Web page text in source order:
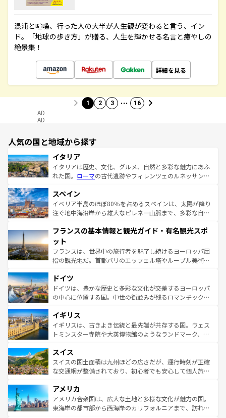
混沌と喧噪、行った人の大半が人生観が変わると言う、イン
ド。「地球の歩き方」が贈る、人生を輝かせる名言と癒やしの
絶景集！
詳細を見る
1 2 3 … 16
AD
AD
人気の国と地域から探す
イタリア
イタリアは歴史、文化、グルメ、自然と多彩な魅力にあふ
れた国。 ローマの古代遺跡やフィレンツェのルネッサンス
ろん、トスカーナの美しい田園風景やアマルフィ海岸の絶
景など、自然景観も見逃せない。観光の合間には、本場の
ピザやパスタなど、絶品のイタリア料理を堪能することも
ませてくれるイタリアで、忘れられない旅をしてみよう！
なお、新着のイタリア情報は
しい。
スペイン
イベリア半島のほぼ80％を占めるスペインは、太陽が降り
注ぐ地中海沿岸から雄大なピレネー山脈まで、多彩な自然
文化が根付くこの国では、情熱的なフラメンコ、熱気あふ
れる闘牛、そして美味しいタパスが生活の一部となってい
る。首都マドリードの洗練された雰囲気や、バルセロナの
アートに溢れた街角から、地方では古代ローマ遺跡や中世
せる。地方によって風土や気候が異なるスペインはその個
性で訪れる人を魅了する。 なお、新着のスペイン情報は コ
ンテンツ一覧を参照してほしい。
フランスの基本情報と観光ガイド・有名観光スポ
ット
フランスは、世界中の旅行者を魅了し続けるヨーロッパ屈
指の観光地だ。首都パリのエッフェル塔やルーブル美術館
で、幅広い魅力が詰まっている。華麗な宮殿、歴史的な大
聖堂、美しいビーチ、そして豊かな自然が、訪れる者を心
から魅了する。また、フランスは美食の国としても知ら
いる。シャンパンの発祥地であるランス、プロヴァンスの
香り高いラベンダー畑など、多彩な楽しみ方が可能だ。さ
らに、パリ以外の地域にも魅力が溢れており、どの街角に
れる地方に足を運ぶとそれぞれで全く異なる文化を体験で
きるだろう。 なお、新着のフランス情報はコンテンツ一覧
を参照してほしい。
ドイツ
ドイツは、豊かな歴史と多彩な文化が交差するヨーロッパ
の中心に位置する国。中世の街並みが残るロマンチック街
顔を持つこの国は、どこを歩いても飽きることがない。ベ
ルリンの文化的活気、バイエルン州のアルプスの絶景、そ
してライン川沿いのワイン畑といった風景は必見。ビール
は、お酒好きな人にはぜひ体験してほしい。 なお、新着の
ドイツ情報はコンテンツ一覧を参照してほしい。
イギリス
イギリスは、古きよき伝統と最先端が共存する国。ウェス
トミンスター寺院や大英博物館のようなランドマーク、歴
リアごとに異なる魅力がある。また、優雅なアフタヌーン
ティー、ビール好きにはたまらない英国パブ、サッカー観
戦など、本場だからこそできる体験も豊富。イギリスを旅
ンツ一覧を参照してほしい。
スイス
スイスの国土面積は九州ほどの広さだが、運行時刻が正確
な交通網が整備されており、初心者でも安心して個人旅行
の建物がそのまま残る町や、スイスならではのユニークな
博物館もあり、アルプス観光だけでなく町歩きも満喫する
ことができる。国民の所得が高いため物価も高いが、旅行
アメリカ
アメリカ合衆国は、広大な土地と多様な文化が魅力の国。
東海岸の都市部から西海岸のカリフォルニアまで、訪れる